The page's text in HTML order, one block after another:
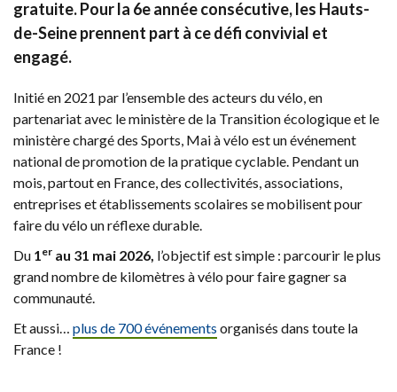
gratuite. Pour la 6e année consécutive, les Hauts-
de-Seine prennent part à ce défi convivial et
engagé.
Initié en 2021 par l’ensemble des acteurs du vélo, en
partenariat avec le ministère de la Transition écologique et le
ministère chargé des Sports, Mai à vélo est un événement
national de promotion de la pratique cyclable. Pendant un
mois, partout en France, des collectivités, associations,
entreprises et établissements scolaires se mobilisent pour
faire du vélo un réflexe durable.
Du 1er au 31 mai 2026, l’objectif est simple : parcourir le plus
grand nombre de kilomètres à vélo pour faire gagner sa
communauté.
Et aussi… plus de 700 événements organisés dans toute la
France !